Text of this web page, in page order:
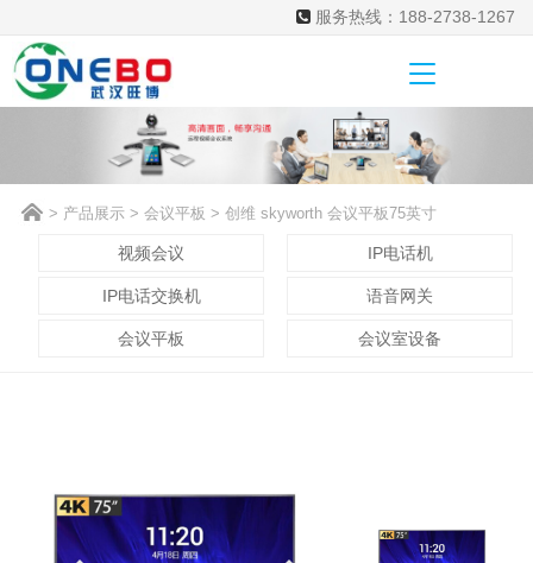
服务热线：188-2738-1267
> 产品展示 > 会议平板 > 创维 skyworth 会议平板75英寸
视频会议 IP电话机
IP电话交换机 语音网关
会议平板 会议室设备